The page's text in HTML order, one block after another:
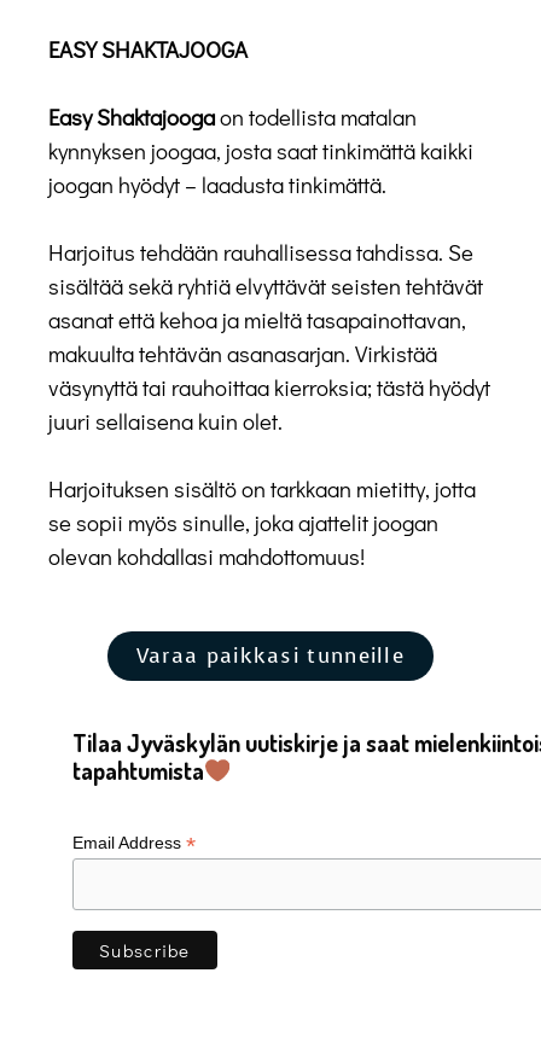
EASY SHAKTAJOOGA
Easy Shaktajoogaon todellista matalan
kynnyksen joogaa, josta saat tinkimättä kaikki
joogan hyödyt – laadusta tinkimättä.
Harjoitus tehdään rauhallisessa tahdissa. Se
sisältää sekä ryhtiä elvyttävät seisten tehtävät
asanat että kehoa ja mieltä tasapainottavan,
makuulta tehtävän asanasarjan. Virkistää
väsynyttä tai rauhoittaa kierroksia; tästä hyödyt
juuri sellaisena kuin olet.
Harjoituksen sisältö on tarkkaan mietitty, jotta
se sopii myös sinulle, joka ajattelit joogan
olevan kohdallasi mahdottomuus!
Varaa paikkasi tunneille
Tilaa Jyväskylän uutiskirje ja saat
tapahtumista
Email Address *